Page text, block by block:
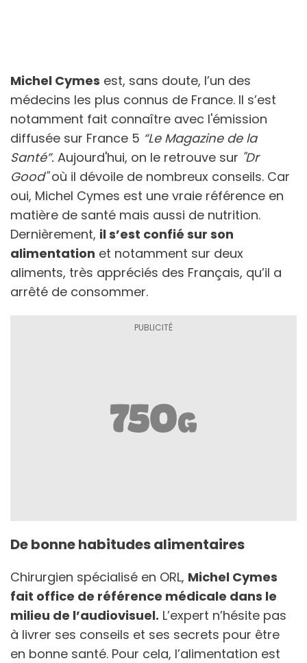
Michel Cymes est, sans doute, l’un des
médecins les plus connus de France. Il s’est
notamment fait connaître avec l'émission
diffusée sur France 5 “Le Magazine de la
Santé”. Aujourd'hui, on le retrouve sur "Dr
Good"où il dévoile de nombreux conseils. Car
oui, Michel Cymes est une vraie référence en
matière de santé mais aussi de nutrition.
Dernièrement, il s’est confié sur son
alimentation et notamment sur deux
aliments, très appréciés des Français, qu’il a
arrêté de consommer.
De bonne habitudes alimentaires
Chirurgien spécialisé en ORL, Michel Cymes
fait office de référence médicale dans le
milieu de l’audiovisuel. L’expert n’hésite pas
à livrer ses conseils et ses secrets pour être
en bonne santé. Pour cela, l’alimentation est